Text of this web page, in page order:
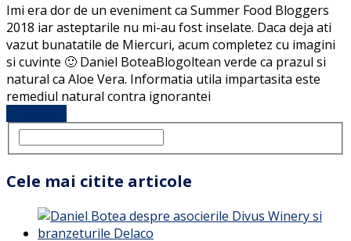
Imi era dor de un eveniment ca Summer Food Bloggers
2018 iar asteptarile nu mi-au fost inselate. Daca deja ati
vazut bunatatile de Miercuri, acum completez cu imagini
si cuvinte 🙂 Daniel BoteaBlogoltean verde ca prazul si
natural ca Aloe Vera. Informatia utila impartasita este
remediul natural contra ignorantei
Cele mai citite articole